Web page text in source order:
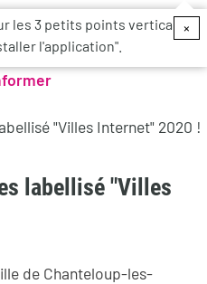
Menu
"Villes Internet" 2020 !
labellisé "Villes
de Chanteloup-les-
×
les 3 petits points verticaux
l'application".